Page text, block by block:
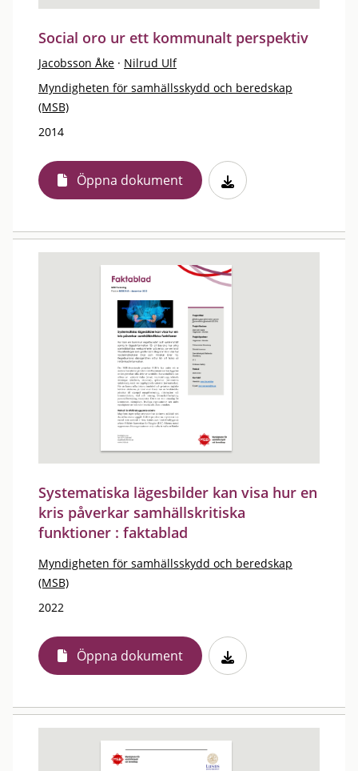
Social oro ur ett kommunalt perspektiv
Jacobsson Åke · Nilrud Ulf
Myndigheten för samhällsskydd och beredskap
(MSB)
2014
Öppna dokument
Systematiska lägesbilder kan visa hur en
kris påverkar samhällskritiska
funktioner : faktablad
Myndigheten för samhällsskydd och beredskap
(MSB)
2022
Öppna dokument